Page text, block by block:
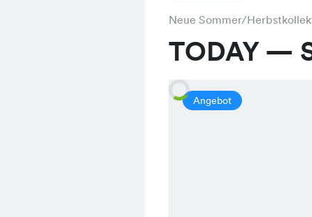
Neue Sommer/
TODAY —
Angebot